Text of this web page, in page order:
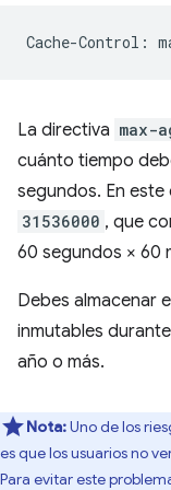
Cache-Control :
La directiva max-
cuánto tiempo
segundos. En
31536000 , que
60 segundos × 60
Debes almacenar
inmutables
año o más.
Nota:Uno de los
es que los usuarios no
Para evitar este